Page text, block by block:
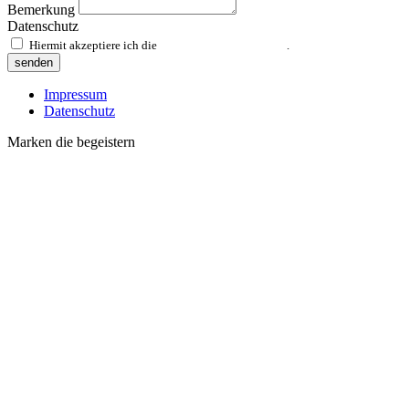
Bemerkung
Datenschutz
Hiermit akzeptiere ich die
senden
Impressum
Datenschutz
Marken die begeistern